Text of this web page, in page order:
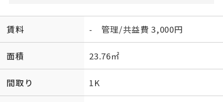
賃料 - 管理/共益費 3,000円
面積 23.76㎡
間取り 1K